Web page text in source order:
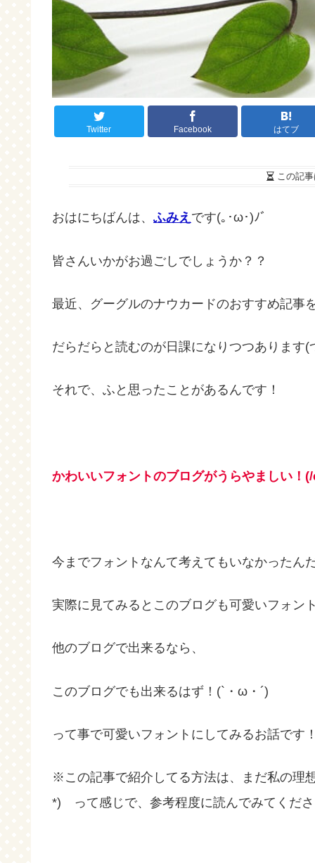
Twitter Facebook はてブ
この記事
おはにちばんは、 ふみえ です(｡･ω･)ﾉﾞ
皆さんいかがお過ごしでしょうか？？
最近、グーグルのナウカードのおすすめ記事
だらだらと読むのが日課になりつつあります
それで、ふと思ったことがあるんです！
かわいいフォントのブログがうらやましい！
今までフォントなんて考えてもいなかったん
実際に見てみるとこのブログも可愛いフォン
他のブログで出来るなら、
このブログでも出来るはず！(`・ω・´)
って事で可愛いフォントにしてみるお話です
※この記事で紹介してる方法は、まだ私の理
*) って感じで、参考程度に読んでみてくだ